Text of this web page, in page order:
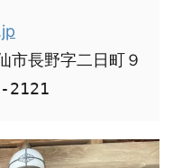
市長野字二日町９
2121